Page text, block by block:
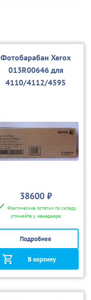
Фотобарабан Xerox
013R00646 для
4110/4112/4595
38600 ₽
Фактические остатки по складу
уточняйте у менеджера
Подробнее
В корзину